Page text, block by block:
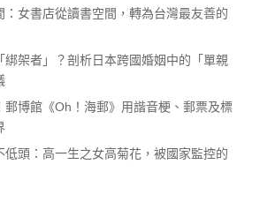
：女書店從讀書空間，轉為台灣最友善的
綁架者」？剖析日本跨國婚姻中的「單親
郵博館《Oh！海郵》用諧音梗、郵票及標
低頭：高一生之女高菊花，被國家監控的